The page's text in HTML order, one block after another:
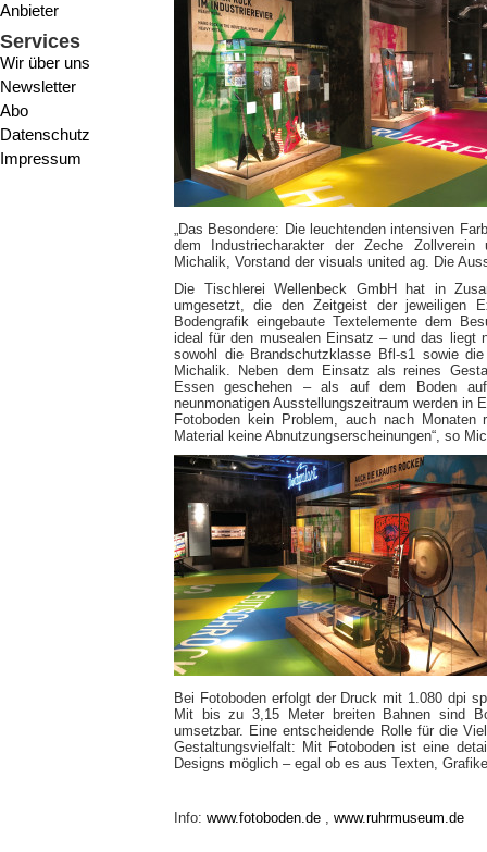
Anbieter
Services
Wir über uns
Newsletter
Abo
Datenschutz
Impressum
„Das Besondere: Die leuchtenden intensiven
dem Industriecharakter der Zeche
Michalik, Vorstand der visuals united ag. Die
Die Tischlerei Wellenbeck GmbH hat in
umgesetzt, die den Zeitgeist der jeweiligen
Bodengrafik eingebaute Textelemente dem
ideal für den musealen Einsatz – und das liegt
sowohl die Brandschutzklasse Bfl-s1 sowie
Michalik. Neben dem Einsatz als reines
Essen geschehen – als auf dem Boden
neunmonatigen Ausstellungszeitraum werden in
Fotoboden kein Problem, auch nach
Material keine Abnutzungserscheinungen“, so
Bei Fotoboden erfolgt der Druck mit 1.080 dpi
Mit bis zu 3,15 Meter breiten Bahnen sind
umsetzbar. Eine entscheidende Rolle für die
Gestaltungsvielfalt: Mit Fotoboden ist eine
Designs möglich – egal ob es aus Texten,
Info: www.fotoboden.de , www.ruhrmuseum.de